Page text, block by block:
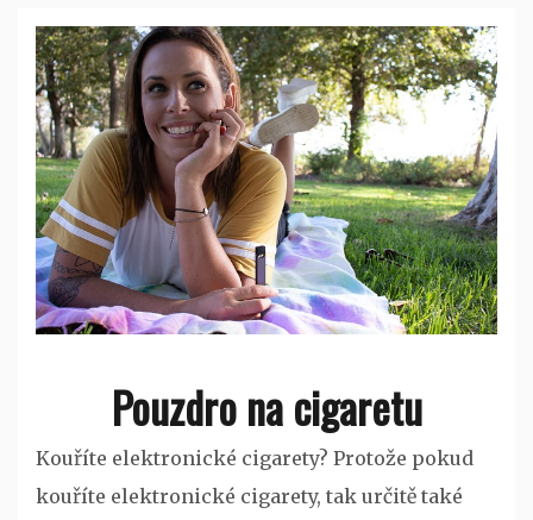
Pouzdro na cigaretu
Kouříte elektronické cigarety? Protože pokud
kouříte elektronické cigarety, tak určitě také